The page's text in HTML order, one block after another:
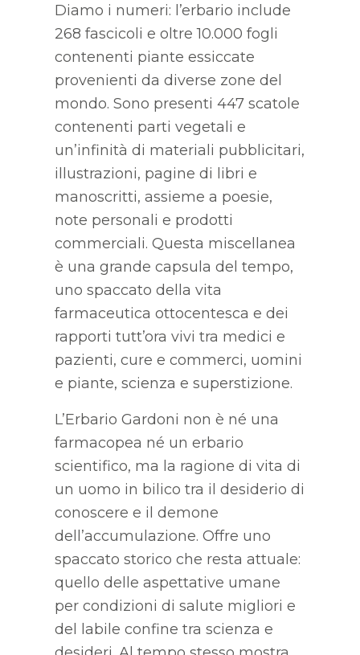
Diamo i numeri: l’erbario include
268 fascicoli e oltre 10.000 fogli
contenenti piante essiccate
provenienti da diverse zone del
mondo. Sono presenti 447 scatole
contenenti parti vegetali e
un’infinità di materiali pubblicitari,
illustrazioni, pagine di libri e
manoscritti, assieme a poesie,
note personali e prodotti
commerciali. Questa miscellanea
è una grande capsula del tempo,
uno spaccato della vita
farmaceutica ottocentesca e dei
rapporti tutt’ora vivi tra medici e
pazienti, cure e commerci, uomini
e piante, scienza e superstizione.
L’Erbario Gardoni non è né una
farmacopea né un erbario
scientifico, ma la ragione di vita di
un uomo in bilico tra il desiderio di
conoscere e il demone
dell’accumulazione. Offre uno
spaccato storico che resta attuale:
quello delle aspettative umane
per condizioni di salute migliori e
del labile confine tra scienza e